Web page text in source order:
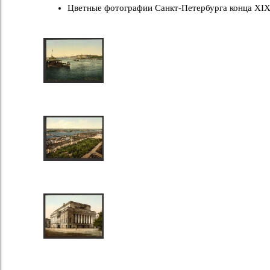
Цветные фотографии Санкт-Петербурга конца